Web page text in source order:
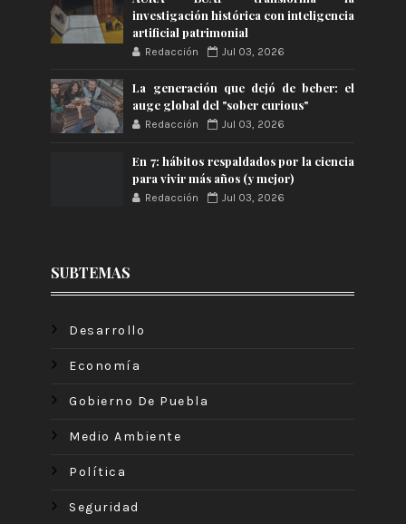
investigación histórica con inteligencia
artificial patrimonial
Redacción Jul 03, 2026
La generación que dejó de beber: el
auge global del "sober curious"
Redacción Jul 03, 2026
En 7: hábitos respaldados por la ciencia
para vivir más años (y mejor)
Redacción Jul 03, 2026
SUBTEMAS
Desarrollo
Economía
Gobierno De Puebla
Medio Ambiente
Política
Seguridad